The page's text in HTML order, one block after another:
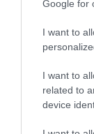
Google for
I want to
I want to
related to
device
Dalla tv, alla
raccogliere le
improvvisati,
un ristorante...